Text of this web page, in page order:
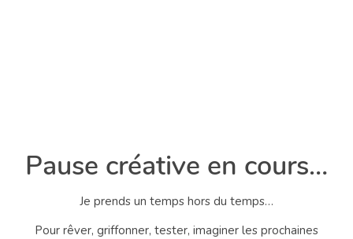
Pause créative en cours…
Je prends un temps hors du temps…
Pour rêver, griffonner, tester, imaginer les prochaines